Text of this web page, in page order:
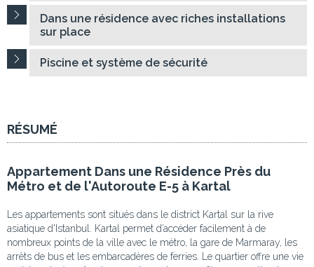
Dans une résidence avec riches installations
sur place
Piscine et système de sécurité
RÉSUMÉ
Appartement Dans une Résidence Près du
Métro et de l'Autoroute E-5 à Kartal
Les appartements sont situés dans le district Kartal sur la rive
asiatique d'Istanbul. Kartal permet d’accéder facilement à de
nombreux points de la ville avec le métro, la gare de Marmaray, les
arrêts de bus et les embarcadères de ferries. Le quartier offre une vie